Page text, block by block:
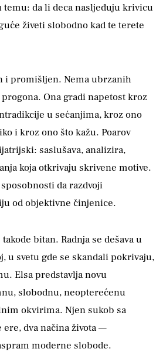
da li deca nasljeđuju krivicu
živeti slobodno kad te terete
i promišljen. Nema ubrzanih
Ona gradi napetost kroz
u sećanjima, kroz ono
i kroz ono što kažu. Poarov
saslušava, analizira,
koja otkrivaju skrivene motive.
da razdvoji
od objektivne činjenice.
bitan. Radnja se dešava u
u svetu gde se skandali pokrivaju,
Elsa predstavlja novu
slobodnu, neopterećenu
okvirima. Njen sukob sa
ere, dva načina života —
moderne slobode.